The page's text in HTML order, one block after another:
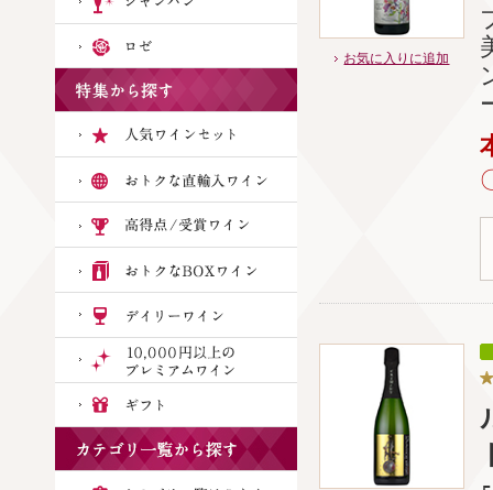
お気に入りに追加